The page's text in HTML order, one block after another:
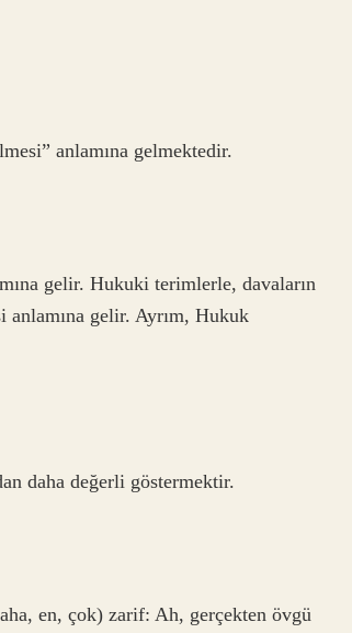
anlamına gelmektedir.
gelir. Hukuki terimlerle, davaların
anlamına gelir. Ayrım, Hukuk
daha değerli göstermektir.